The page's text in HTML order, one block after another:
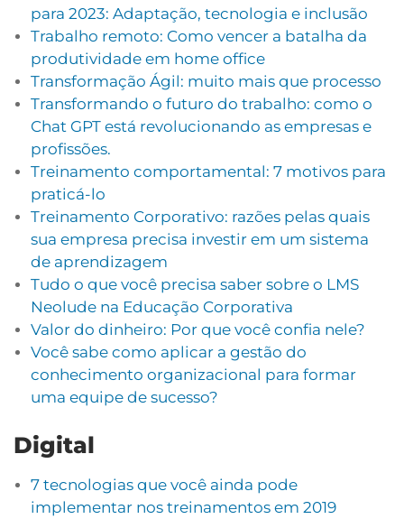
para 2023: Adaptação, tecnologia e inclusão
Trabalho remoto: Como vencer a batalha da
produtividade em home office
Transformação Ágil: muito mais que processo
Transformando o futuro do trabalho: como o
Chat GPT está revolucionando as empresas e
profissões.
Treinamento comportamental: 7 motivos para
praticá-lo
Treinamento Corporativo: razões pelas quais
sua empresa precisa investir em um sistema
de aprendizagem
Tudo o que você precisa saber sobre o LMS
Neolude na Educação Corporativa
Valor do dinheiro: Por que você confia nele?
Você sabe como aplicar a gestão do
conhecimento organizacional para formar
uma equipe de sucesso?
Digital
7 tecnologias que você ainda pode
implementar nos treinamentos em 2019